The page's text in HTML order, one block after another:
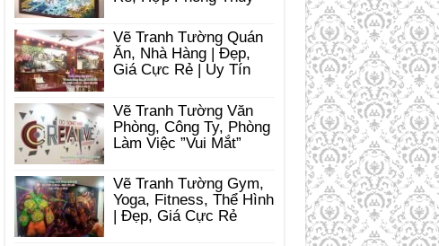
Vẽ Tranh Tường Quán
Ăn, Nhà Hàng | Đẹp,
Giá Cực Rẻ | Uy Tín
Vẽ Tranh Tường Văn
Phòng, Công Ty, Phòng
Làm Việc ”Vui Mắt”
Vẽ Tranh Tường Gym,
Yoga, Fitness, Thể Hình
| Đẹp, Giá Cực Rẻ